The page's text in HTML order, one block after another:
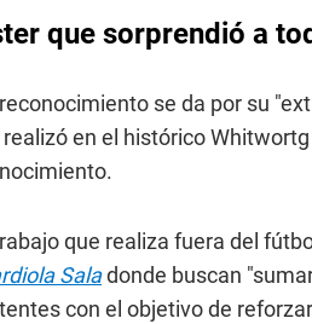
que sorprendió a
se da por su
en el histórico
que realiza fuera del
Saladonde buscan
con el objetivo de